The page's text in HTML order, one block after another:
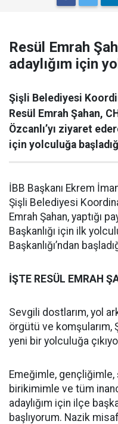
Resül Emrah
adaylığım için
Şişli Belediyesi
Resül Emrah Şahan,
Özcanlı’yı ziyaret
için yolculuğa
İBB Başkanı Ekrem
Şişli Belediyesi
Emrah Şahan, yaptığı
Başkanlığı için ilk
Başkanlığı’ndan
İŞTE RESÜL EMRAH
Sevgili dostlarım, yol
örgütü ve komşularım,
yeni bir yolculuğa
Emeğimle, gençliğimle,
birikimimle ve tüm
adaylığım için ilçe
başlıyorum. Nazik